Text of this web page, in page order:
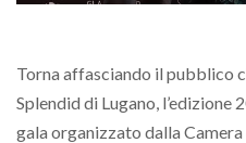
Torna affasciando il pubblico
Splendid di Lugano,
gala organizzato dalla